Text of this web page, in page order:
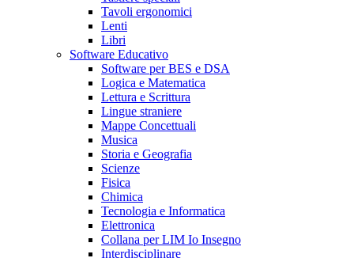
Tavoli ergonomici
Lenti
Libri
Software Educativo
Software per BES e DSA
Logica e Matematica
Lettura e Scrittura
Lingue straniere
Mappe Concettuali
Musica
Storia e Geografia
Scienze
Fisica
Chimica
Tecnologia e Informatica
Elettronica
Collana per LIM Io Insegno
Interdisciplinare